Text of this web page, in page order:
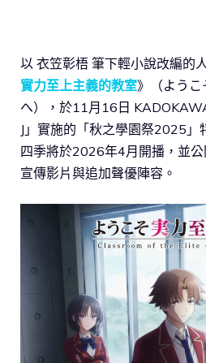
以 衣笠彰梧 筆下輕小說改編的
實力至上主義的教室》（ようこ
へ），於11月16日
J」實施的「秋之學園祭2025」
四季將於2026年4月開播，並公
宣傳影片與追加聲優陣容。